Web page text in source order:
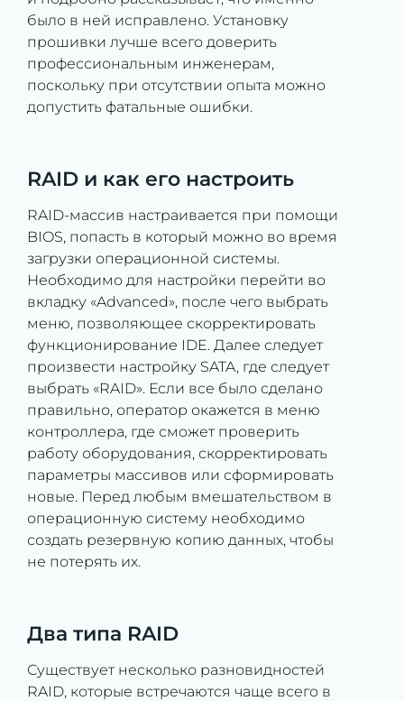
было в ней исправлено. Установку
прошивки лучше всего доверить
профессиональным инженерам,
поскольку при отсутствии опыта можно
допустить фатальные ошибки.
RAID и как его настроить
RAID-массив настраивается при помощи
BIOS, попасть в который можно во время
загрузки операционной системы.
Необходимо для настройки перейти во
вкладку «Advanced», после чего выбрать
меню, позволяющее скорректировать
функционирование IDE. Далее следует
произвести настройку SATA, где следует
выбрать «RAID». Если все было сделано
правильно, оператор окажется в меню
контроллера, где сможет проверить
работу оборудования, скорректировать
параметры массивов или сформировать
новые. Перед любым вмешательством в
операционную систему необходимо
создать резервную копию данных, чтобы
не потерять их.
Два типа RAID
Существует несколько разновидностей
RAID, которые встречаются чаще всего в